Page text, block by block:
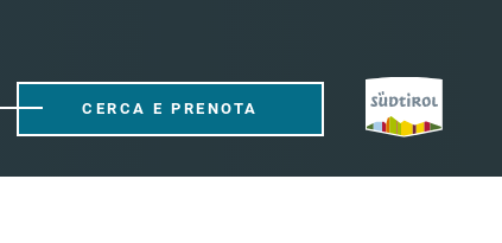
CERCA E PRENOTA